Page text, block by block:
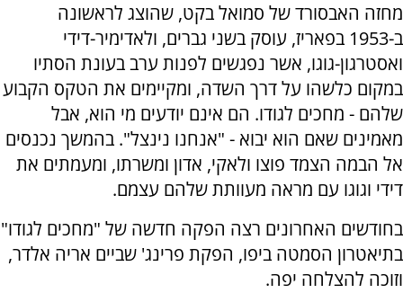
מחזה האבסורד של סמואל בקט, שהוצג לראשונה
ב-1953 בפאריז, עוסק בשני גברים, ולאדימיר-דידי
ואסטרגון-גוגו, אשר נפגשים לפנות ערב בעונת הסתיו
במקום כלשהו על דרך השדה, ומקיימים את הטקס הקבוע
שלהם - מחכים לגודו. הם אינם יודעים מי הוא, אבל
מאמינים שאם הוא יבוא - "אנחנו נינצל". בהמשך נכנסים
אל הבמה הצמד פוצו ולאקי, אדון ומשרתו, ומעמתים את
דידי וגוגו עם מראה מעוותת שלהם עצמם.
בחודשים האחרונים רצה הפקה חדשה של "מחכים לגודו"
בתיאטרון הסמטה ביפו, הפקת פרינג' שביים אריה אלדר,
וזוכה להצלחה יפה.